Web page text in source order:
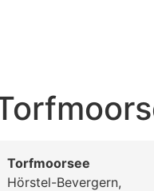
Torfmoorsee
Hörstel-Bevergern,